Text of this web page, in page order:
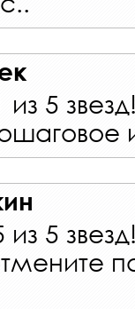
из 5
из 5